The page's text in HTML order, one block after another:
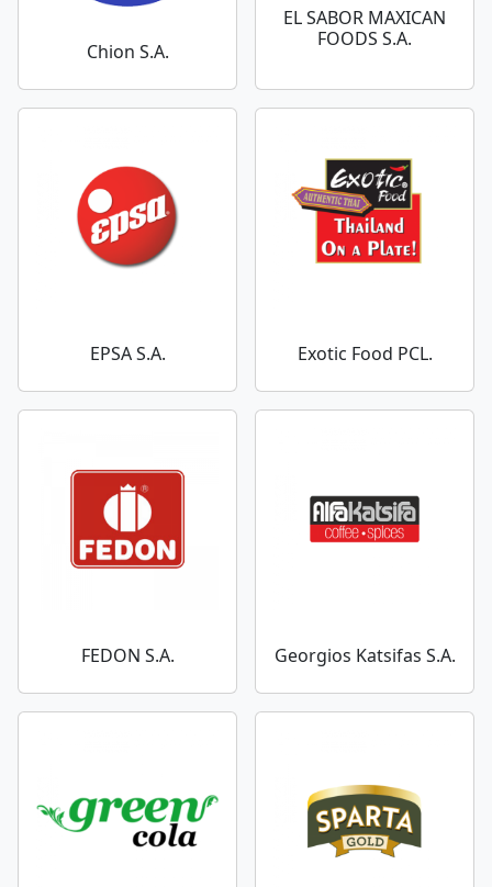
Chion S.A.
EL SABOR MAXICAN
FOODS S.A.
EPSA S.A. Exotic Food PCL.
FEDON S.A. Georgios Katsifas S.A.